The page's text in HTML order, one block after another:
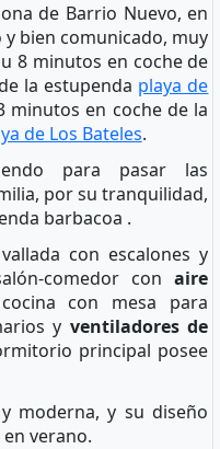
de Barrio Nuevo, en
bien comunicado, muy
8 minutos en coche de
la estupenda playa de
minutos en coche de la
de Los Bateles.
para pasar las
por su tranquilidad,
barbacoa .
vallada con escalones y
comedor conaire
con mesa para
y ventiladores de
principal posee
moderna, y su diseño
verano.